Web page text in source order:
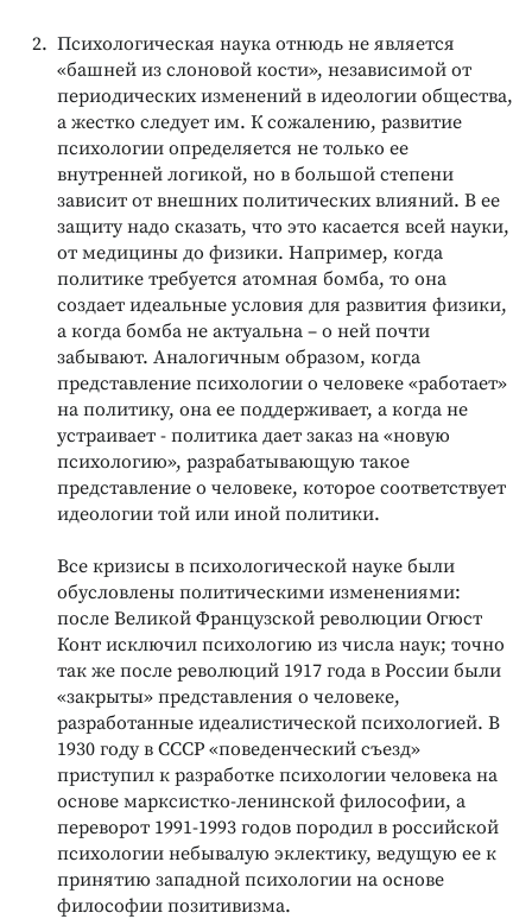
Психологическая наука отнюдь не является
«башней из слоновой кости», независимой от
периодических изменений в идеологии общества,
а жестко следует им. К сожалению, развитие
психологии определяется не только ее
внутренней логикой, но в большой степени
зависит от внешних политических влияний. В ее
защиту надо сказать, что это касается всей науки,
от медицины до физики. Например, когда
политике требуется атомная бомба, то она
создает идеальные условия для развития физики,
а когда бомба не актуальна – о ней почти
забывают. Аналогичным образом, когда
представление психологии о человеке «работает»
на политику, она ее поддерживает, а когда не
устраивает - политика дает заказ на «новую
психологию», разрабатывающую такое
представление о человеке, которое соответствует
идеологии той или иной политики.
Все кризисы в психологической науке были
обусловлены политическими изменениями:
после Великой Французской революции Огюст
Конт исключил психологию из числа наук; точно
так же после революций 1917 года в России были
«закрыты» представления о человеке,
разработанные идеалистической психологией. В
1930 году в СССР «поведенческий съезд»
приступил к разработке психологии человека на
основе марксистко-ленинской философии, а
переворот 1991-1993 годов породил в российской
психологии небывалую эклектику, ведущую ее к
принятию западной психологии на основе
философии позитивизма.